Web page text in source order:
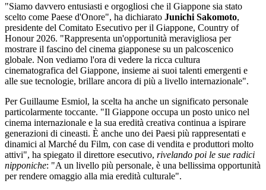
"Siamo davvero entusiasti e orgogliosi che il Giappone sia stato
scelto come Paese d'Onore", ha dichiarato Junichi Sakomoto,
presidente del Comitato Esecutivo per il Giappone, Country of
Honour 2026. "Rappresenta un'opportunità meravigliosa per
mostrare il fascino del cinema giapponese su un palcoscenico
globale. Non vediamo l'ora di vedere la ricca cultura
cinematografica del Giappone, insieme ai suoi talenti emergenti e
alle sue tecnologie, brillare ancora di più a livello internazionale".
Per Guillaume Esmiol, la scelta ha anche un significato personale
particolarmente toccante. "Il Giappone occupa un posto unico nel
cinema internazionale e la sua eredità creativa continua a ispirare
generazioni di cineasti. È anche uno dei Paesi più rappresentati e
dinamici al Marché du Film, con case di vendita e produttori molto
attivi", ha spiegato il direttore esecutivo, rivelando poi le sue radici
nipponiche: "A un livello più personale, è una bellissima opportunità
per rendere omaggio alla mia eredità culturale".